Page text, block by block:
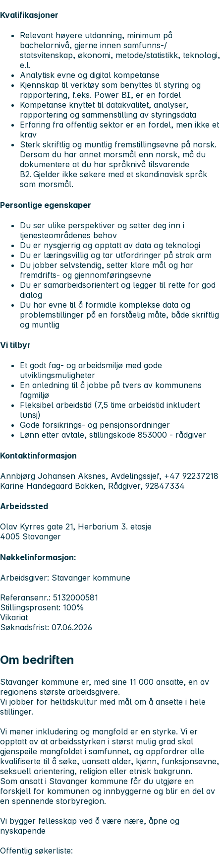
Kvalifikasjoner
Relevant høyere utdanning, minimum på
bachelornivå, gjerne innen samfunns-/
statsvitenskap, økonomi, metode/statistikk, teknologi,
e.l.
Analytisk evne og digital kompetanse
Kjennskap til verktøy som benyttes til styring og
rapportering, f.eks. Power BI, er en fordel
Kompetanse knyttet til datakvalitet, analyser,
rapportering og sammenstilling av styringsdata
Erfaring fra offentlig sektor er en fordel, men ikke et
krav
Sterk skriftlig og muntlig fremstillingsevne på norsk.
Dersom du har annet morsmål enn norsk, må du
dokumentere at du har språknivå tilsvarende
B2. Gjelder ikke søkere med et skandinavisk språk
som morsmål.
Personlige egenskaper
Du ser ulike perspektiver og setter deg inn i
tjenesteområdenes behov
Du er nysgjerrig og opptatt av data og teknologi
Du er læringsvillig og tar utfordringer på strak arm
Du jobber selvstendig, setter klare mål og har
fremdrifts- og gjennomføringsevne
Du er samarbeidsorientert og legger til rette for god
dialog
Du har evne til å formidle komplekse data og
problemstillinger på en forståelig måte, både skriftlig
og muntlig
Vi tilbyr
Et godt fag- og arbeidsmiljø med gode
utviklingsmuligheter
En anledning til å jobbe på tvers av kommunens
fagmiljø
Fleksibel arbeidstid (7,5 time arbeidstid inkludert
lunsj)
Gode forsikrings- og pensjonsordninger
Lønn etter avtale, stillingskode 853000 - rådgiver
Kontaktinformasjon
Annbjørg Johansen Aksnes, Avdelingssjef, +47 92237218
Karine Handegaard Bakken, Rådgiver, 92847334
Arbeidssted
Olav Kyrres gate 21, Herbarium 3. etasje
4005 Stavanger
Nøkkelinformasjon:
Arbeidsgiver: Stavanger kommune
Referansenr.: 5132000581
Stillingsprosent: 100%
Vikariat
Søknadsfrist: 07.06.2026
Om bedriften
Stavanger kommune er, med sine 11 000 ansatte, en av
regionens største arbeidsgivere.
Vi jobber for heltidskultur med mål om å ansette i hele
stillinger.
Vi mener inkludering og mangfold er en styrke. Vi er
opptatt av at arbeidsstyrken i størst mulig grad skal
gjenspeile mangfoldet i samfunnet, og oppfordrer alle
kvalifiserte til å søke, uansett alder, kjønn, funksjonsevne,
seksuell orientering, religion eller etnisk bakgrunn.
Som ansatt i Stavanger kommune får du utgjøre en
forskjell for kommunen og innbyggerne og blir en del av
en spennende storbyregion.
Vi bygger fellesskap ved å være nære, åpne og
nyskapende
Offentlig søkerliste: